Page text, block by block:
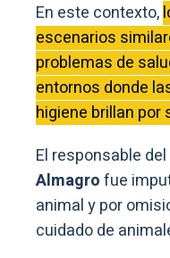
En este contexto,
escenarios
problemas de
entornos donde
higiene brillan por
El responsable
Almagrofue
animal y por
cuidado de